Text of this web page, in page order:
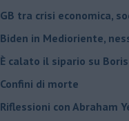
GB tra crisi economica,
Biden in Medioriente,
È calato il sipario su
Confini di morte
Riflessioni con Abraham